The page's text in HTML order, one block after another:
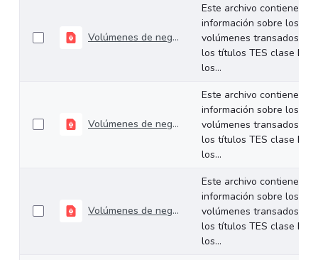
Volúmenes de negociación del 01 al 05 de junio de 2026
Este archivo contiene
información sobre los
volúmenes transados de
los títulos TES clase B en
los...
Volúmenes de negociación del 25 al 29 de mayo de 2026
Este archivo contiene
información sobre los
volúmenes transados de
los títulos TES clase B en
los...
Volúmenes de negociación del 19 al 22 de mayo de 2026
Este archivo contiene
información sobre los
volúmenes transados de
los títulos TES clase B en
los...